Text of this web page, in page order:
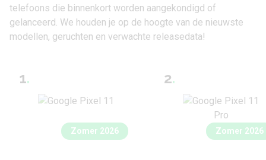
telefoons die binnenkort worden aangekondigd of
gelanceerd. We houden je op de hoogte van de nieuwste
modellen, geruchten en verwachte releasedata!
1.
Zomer 2026
2.
Zomer 2026